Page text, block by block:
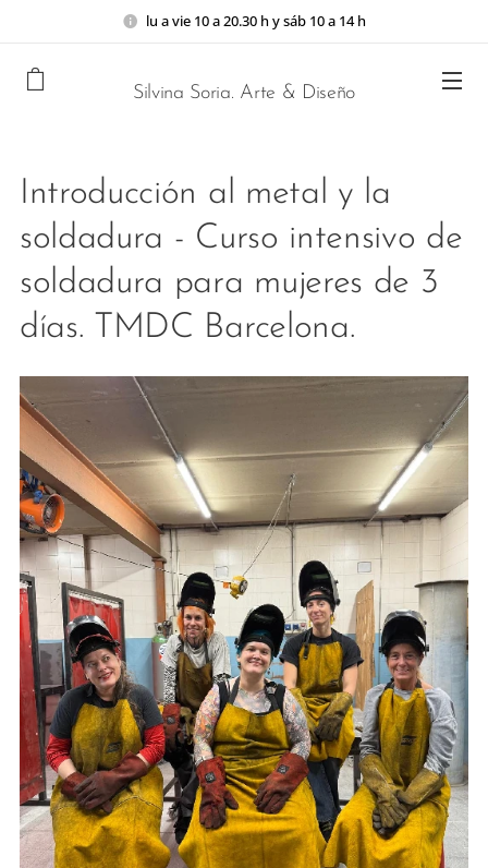
lu a vie 10 a 20.30 h y sáb 10 a 14 h
Silvina Soria. Arte & Diseño
Introducción al metal y la
soldadura - Curso intensivo de
soldadura para mujeres de 3
días. TMDC Barcelona.